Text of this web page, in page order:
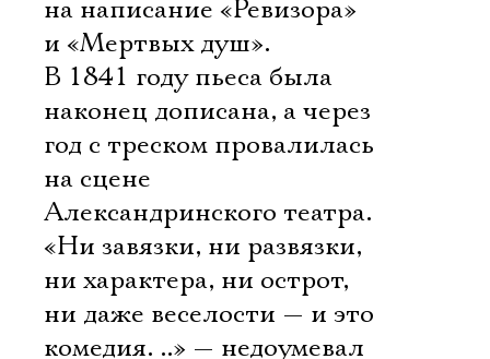
на написание «Ревизора»
и «Мертвых душ».
В 1841 году пьеса была
наконец дописана, а через
год с треском провалилась
на сцене
Александринского театра.
«Ни завязки, ни развязки,
ни характера, ни острот,
ни даже веселости — и это
комедия. ..» — недоумевал